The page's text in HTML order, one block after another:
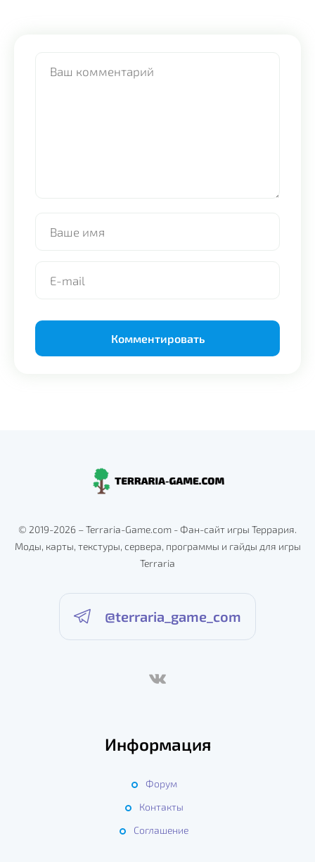
© 2019-2026 – Terraria-Game.com - Фан-сайт игры Террария.
Моды, карты, текстуры, сервера, программы и гайды для игры
Terraria
@terraria_game_com
Информация
Форум
Контакты
Соглашение